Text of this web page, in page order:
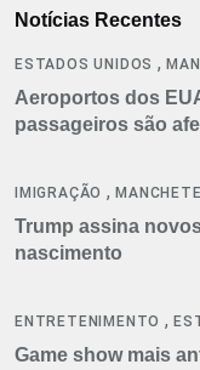
Notícias Recentes
ESTADOS UNIDOS ,
Aeroportos dos
passageiros são
IMIGRAÇÃO ,MANCHETE
Trump assina
nascimento
ENTRETENIMENTO ,
Game show mais